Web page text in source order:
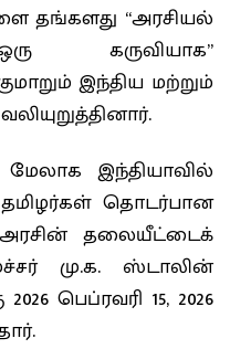
தங்களது “அரசியல்
கருவியாக”
இந்திய மற்றும்
இந்தியாவில்
தொடர்பான
அரசின் தலையீட்டைக்
மு.க. ஸ்டாலின்
பெப்ரவரி 15, 2026